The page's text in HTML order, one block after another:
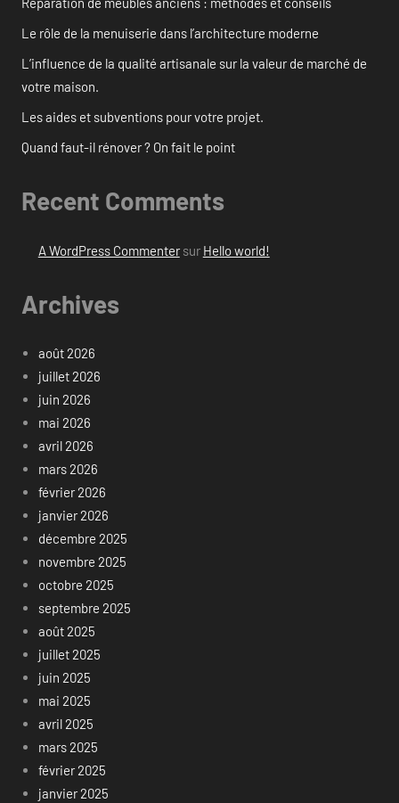
Le rôle de la menuiserie dans l’architecture moderne
L’influence de la qualité artisanale sur la valeur de marché de
votre maison.
Les aides et subventions pour votre projet.
Quand faut-il rénover ? On fait le point
Recent Comments
A WordPress Commentersur Hello world!
Archives
août 2026
juillet 2026
juin 2026
mai 2026
avril 2026
mars 2026
février 2026
janvier 2026
décembre 2025
novembre 2025
octobre 2025
septembre 2025
août 2025
juillet 2025
juin 2025
mai 2025
avril 2025
mars 2025
février 2025
janvier 2025